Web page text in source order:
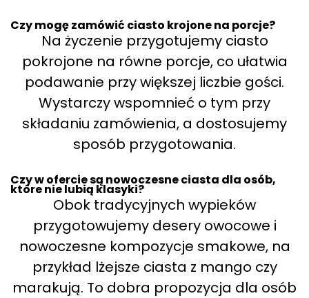
Czy mogę zamówić ciasto krojone na porcje?
Na życzenie przygotujemy ciasto
pokrojone na równe porcje, co ułatwia
podawanie przy większej liczbie gości.
Wystarczy wspomnieć o tym przy
składaniu zamówienia, a dostosujemy
sposób przygotowania.
Czy w ofercie są nowoczesne ciasta dla osób,
które nie lubią klasyki?
Obok tradycyjnych wypieków
przygotowujemy desery owocowe i
nowoczesne kompozycje smakowe, na
przykład lżejsze ciasta z mango czy
marakują. To dobra propozycja dla osób